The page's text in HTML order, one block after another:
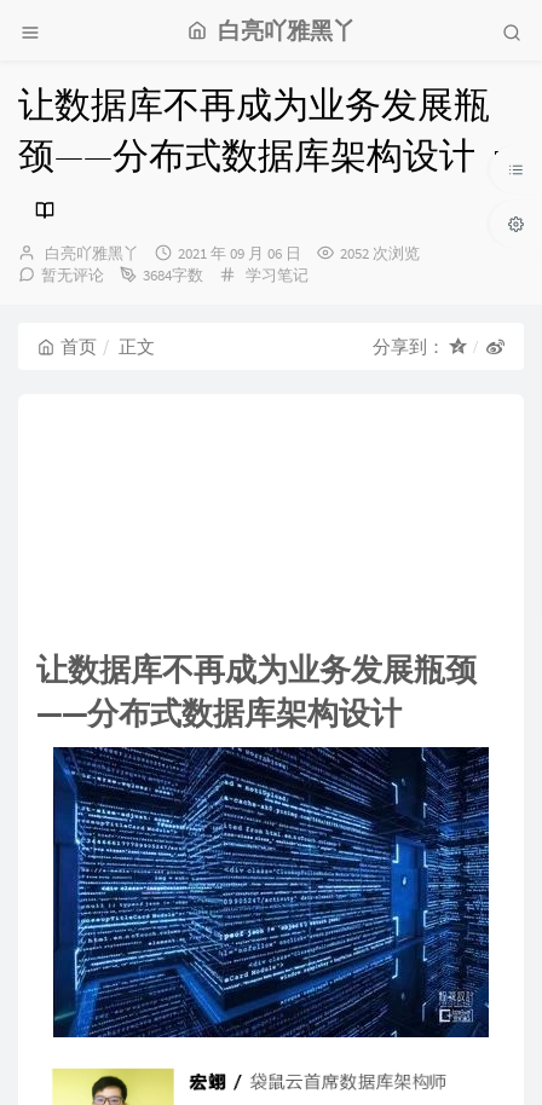
白亮吖雅黑丫
让数据库不再成为业务发展瓶
颈——分布式数据库架构设计
博
主：
白亮吖雅黑丫
发
布
2021 年 09 月 06 日
2052 次浏览
暂无评论
3684字数
分
学习笔记
首页 正文 分享到：
让数据库不再成为业务发展瓶颈
——分布式数据库架构设计